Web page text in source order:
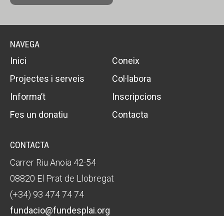
NAVEGA
Inici
Coneix
Projectes i serveis
Col·labora
Informa’t
Inscripcions
Fes un donatiu
Contacta
CONTACTA
Carrer Riu Anoia 42-54
08820 El Prat de Llobregat
(+34) 93 474 74 74
fundacio@fundesplai.org